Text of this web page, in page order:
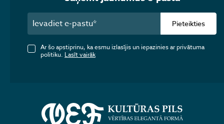
Pieteikties
Ar šo apstiprinu, ka esmu izlasījis un iepazinies ar privātuma
politiku. Lasīt vairāk